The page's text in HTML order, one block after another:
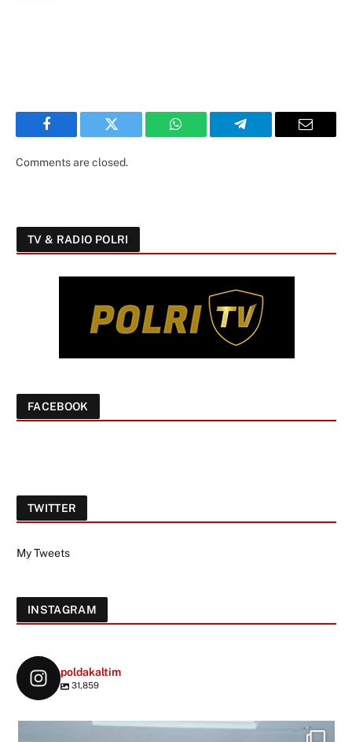
Facebook Twitter WhatsApp Telegram Email
Comments are closed.
TV & RADIO POLRI
FACEBOOK
TWITTER
My Tweets
INSTAGRAM
poldakaltim
31,859